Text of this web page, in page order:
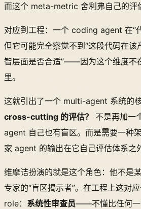
而这个 meta-metric 舍利弗自己的评
对应到工程：一个 coding agent 在“
但它可能完全察觉不到“这段代码在
智层面是否合适”——因为这个维度
里。
这就引出了一个 multi-agent 系统的核
cross-cutting 的评估？
不是再加
agent 自己也有盲区。而是需要一种
家 agent 的输出在它自己评估体系之
维摩诘扮演的就是这个角色：他不是
专家的“盲区揭示者”。在工程上这对
role： 系统性审查员——不懂比任何一